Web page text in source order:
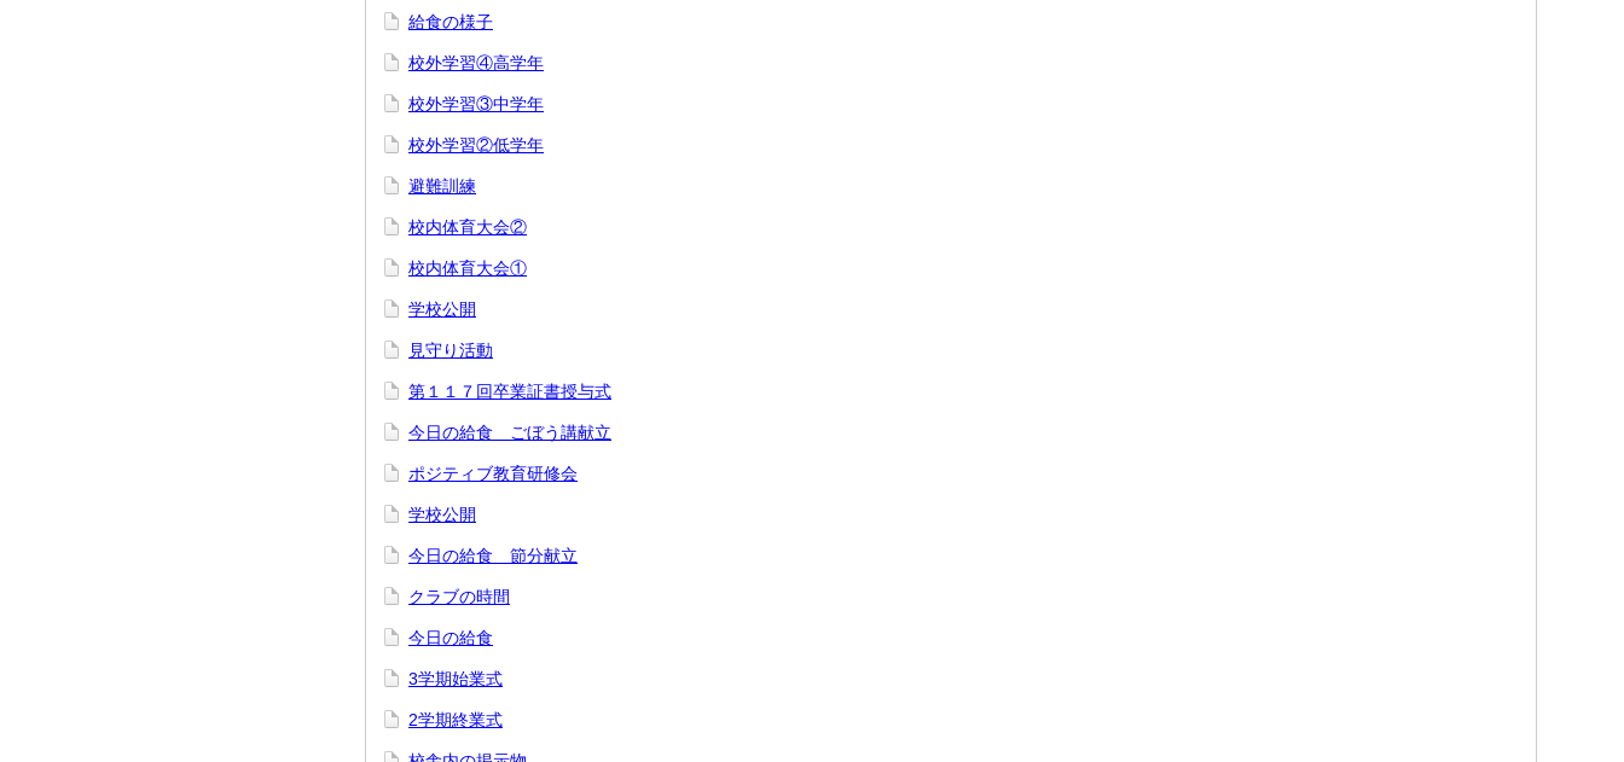
給食の様子
校外学習④高学年
校外学習③中学年
校外学習②低学年
避難訓練
校内体育大会②
校内体育大会①
学校公開
見守り活動
第１１７回卒業証書授与式
今日の給食 ごぼう講献立
ポジティブ教育研修会
学校公開
今日の給食 節分献立
クラブの時間
今日の給食
3学期始業式
2学期終業式